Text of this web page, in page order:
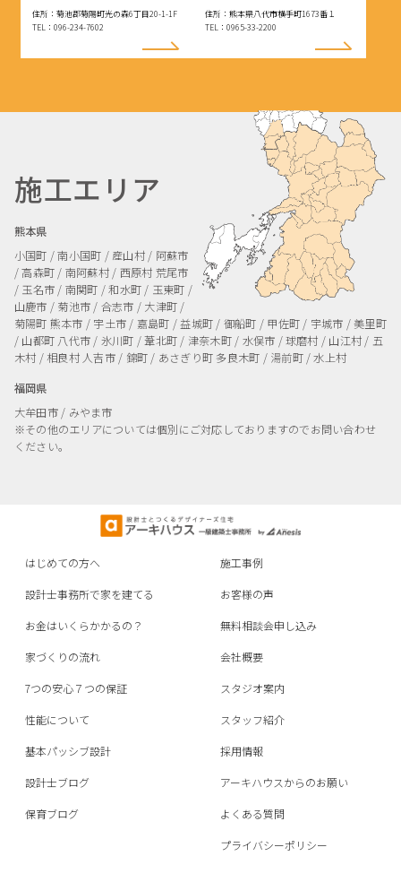
住所：菊池郡菊陽町光の森6丁目20-1-1F
TEL：096-234-7602
住所：熊本県八代市横手町1673番１
TEL：0965-33-2200
施工エリア
熊本県
小国町 / 南小国町 / 産山村 / 阿蘇市
/ 高森町 / 南阿蘇村 / 西原村 荒尾市
/ 玉名市 / 南関町 / 和水町 / 玉東町 /
山鹿市 / 菊池市 / 合志市 / 大津町 /
菊陽町 熊本市 / 宇土市 / 嘉島町 / 益城町 / 御船町 / 甲佐町 / 宇城市 / 美里町
/ 山都町 八代市 / 氷川町 / 葦北町 / 津奈木町 / 水俣市 / 球磨村 / 山江村 / 五
木村 / 相良村人吉市 / 錦町 / あさぎり町 多良木町 / 湯前町 / 水上村
福岡県
大牟田市 / みやま市
※その他のエリアについては個別にご対応しておりますのでお問い合わせ
ください。
はじめての方へ
設計士事務所で家を建てる
お金はいくらかかるの？
家づくりの流れ
7つの安心７つの保証
性能について
基本パッシブ設計
設計士ブログ
保育ブログ
施工事例
お客様の声
無料相談会申し込み
会社概要
スタジオ案内
スタッフ紹介
採用情報
アーキハウスからのお願い
よくある質問
プライバシーポリシー